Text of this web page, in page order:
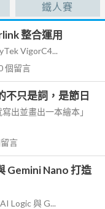
鐵人賽
整合運用
VigorC4...
個留言
不只是詞，是節日
出並畫出一本繪本」
言
Gemini Nano 打造
Logic 與 G...